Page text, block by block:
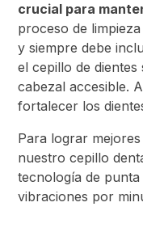
crucial para
proceso de limpieza
y siempre debe
el cepillo de
cabezal accesible.
fortalecer los
Para lograr
nuestro cepillo
tecnología de
vibraciones por